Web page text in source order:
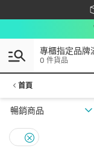
專櫃指定品
0 件貨品
首頁